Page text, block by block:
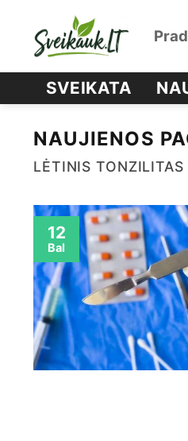
SVEIKATA
NAUJIENOS
LĖTINIS TONZILITAS
12
Bal